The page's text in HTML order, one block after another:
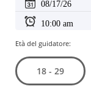
Età del guidatore:
18 - 29